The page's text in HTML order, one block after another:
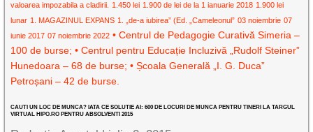
valoarea impozabila a cladirii. 1.450 lei 1.900 de lei de la 1 ianuarie 2018 1.900 lei
lunar 1. MAGAZINUL EXPANS 1. „de-a iubirea” (Ed. „Cameleonul” 03 noiembrie 07
iunie 2017 07 noiembrie 2022 • Centrul de Pedagogie Curativă Simeria –
100 de burse; • Centrul pentru Educație Incluzivă „Rudolf Steiner”
Hunedoara – 68 de burse; • Școala Generală „I. G. Duca”
Petroșani – 42 de burse.
CAUTI UN LOC DE MUNCA? IATA CE SOLUTIE AI: 600 DE LOCURI DE MUNCA PENTRU TINERI LA TARGUL
VIRTUAL HIPO.RO PENTRU ABSOLVENTI 2015